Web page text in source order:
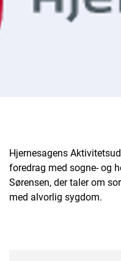
Hjernesagens
foredrag med sogne- og
Sørensen, der taler om
med alvorlig sygdom.